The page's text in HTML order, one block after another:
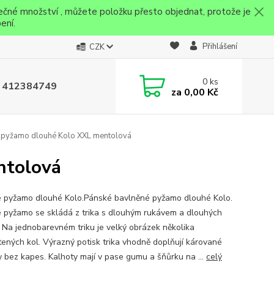
množství , můžete položku přesto objednat, protože je
CZK Přihlášení
0ks
za 0,00 Kč
pyžamo dlouhé Kolo XXL mentolová
pyžamo dlouhé Kolo.Pánské bavlněné pyžamo dlouhé Kolo.
pyžamo se skládá z trika s dlouhým rukávem a dlouhých
jednobarevném triku je velký obrázek několika
kol. Výrazný potisk trika vhodně doplňují kárované
bez kapes. Kalhoty mají v pase gumu a šňůrku na ... celý